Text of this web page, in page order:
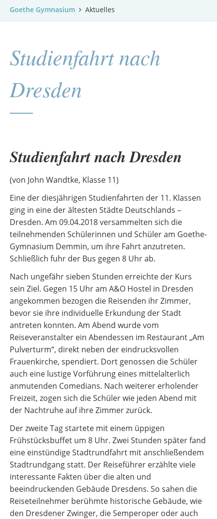
Goethe Gymnasium Aktuelles
Studienfahrt nach
Dresden
Studienfahrt nach Dresden
(von John Wandtke, Klasse 11)
Eine der diesjährigen Studienfahrten der 11. Klassen
ging in eine der ältesten Städte Deutschlands –
Dresden. Am 09.04.2018 versammelten sich die
teilnehmenden Schülerinnen und Schüler am Goethe-
Gymnasium Demmin, um ihre Fahrt anzutreten.
Schließlich fuhr der Bus gegen 8 Uhr ab.
Nach ungefähr sieben Stunden erreichte der Kurs
sein Ziel. Gegen 15 Uhr am A&O Hostel in Dresden
angekommen bezogen die Reisenden ihr Zimmer,
bevor sie ihre individuelle Erkundung der Stadt
antreten konnten. Am Abend wurde vom
Reiseveranstalter ein Abendessen im Restaurant „Am
Pulverturm“, direkt neben der eindrucksvollen
Frauenkirche, spendiert. Dort genossen die Schüler
auch eine lustige Vorführung eines mittelalterlich
anmutenden Comedians. Nach weiterer erholender
Freizeit, zogen sich die Schüler wie jeden Abend mit
der Nachtruhe auf ihre Zimmer zurück.
Der zweite Tag startete mit einem üppigen
Frühstücksbuffet um 8 Uhr. Zwei Stunden später fand
eine einstündige Stadtrundfahrt mit anschließendem
Stadtrundgang statt. Der Reiseführer erzählte viele
interessante Fakten über die alten und
beeindruckenden Gebäude Dresdens. So sahen die
Reiseteilnehmer berühmte historische Gebäude, wie
den Dresdener Zwinger, die Semperoper oder auch